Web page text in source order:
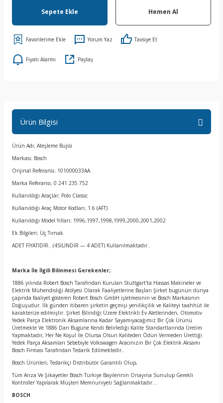
Sepete Ekle Hemen Al
Yorum Yaz Tavsiye Et
Fiyatı Alarmı Paylaş
Ürün Bilgisi
Ürün Adı; Ateşleme Bujisi
Markası; Bosch
Orijinal Referansı; 101000033AA
Marka Referansı; 0 241 235 752
Kullanıldığı Araçlar; Polo Classic
Kullanıldığı Araç Motor Kodları; 1.6 (AFT)
Kullanıldığı Model Yılları; 1996,1997,1998,1999,2000,2001,2002
Ek Bilgileri; Üç Tırnak
ADET FİYATIDIR.. (4SİLİNDİR — 4 ADET) Kullanılmaktadır..
Marka İle İlgili Bilinmesi Gerekenler;
1886 yılında Robert Bosch Tarafından Kurulan Stuttgart'ta Hassas Makineler ve
Elektrik Mühendisliği Atölyesi Olarak Faaliyetlerine Başlan Şirket bugünün dünya
çapında faaliyet gösteren Robert Bosch GmbH işletmesinin ve Bosch Markasının
Doğuşudur. İlk günden itibaren şirketin geçmişi yenilikçilik ve Kaliteyi taahhüt ile
karakterize edilmiştir. Şirket Bilindiği Üzere Elektrikli Ev Aletlerinden, Otomotiv
Yedek Parça Elektronik Aksamlarına Kadar Sayamıyacağımız Bir Çok Ürünü
Üretmekte Ve 1886 Dan Bugüne Kendi Belirlediği Kalite Standartlarında Üretim
Yapmaktadır, Her Ne Koşul İle Olursa Olsun Kaliteden Ödün Vermeden Ürettiği
Yedek Parça Aksamları Sebebiyle Volkswagen Aracınızın Bir Çok Elektrik Aksamı
Bosch Firması Tarafından Tedarik Edilmektedir..
Bosch Ürünleri, Tedarikçi Distribütör Garantili Olup,
Tüm Arıza Ve Şikayetler Bosch Türkiye Bayilerinin Onayına Sunulup Gerekli
Kontroller Yapılarak Müşteri Memnuniyeti Sağlanmaktadır…
BOSCH